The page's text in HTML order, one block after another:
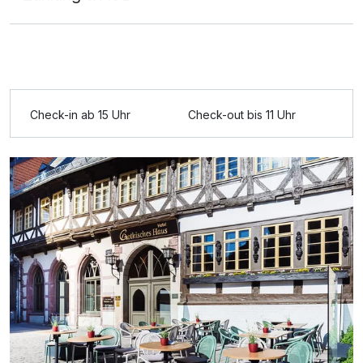
Ausstattung
Zusatznächte
Für 4 Tage p.P. ab268,00 €
Check-in ab 15 Uhr Check-out bis 11 Uhr